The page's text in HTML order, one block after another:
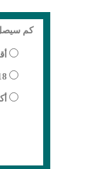
كم سيصل
18